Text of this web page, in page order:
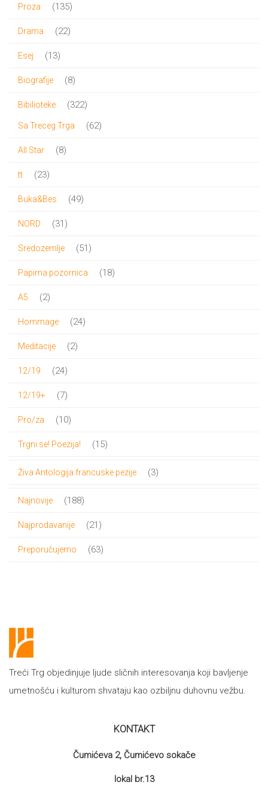
Proza 135135
Drama 2222
Esej 1313
Biografije 88
Bibilioteke 322322
proizvoda
Sa Treceg Trga 6262
All Star 88
tt 2323
Buka&Bes 4949
NORD 31 31
Sredozemlje 51 51
Papirna pozornica 1818
A5 22
Hommage 2424
Meditacije 22
12/19 2424
12/19+ 77
Pro/za 1010
Trgni se! Poezija! 1515
Živa Antologija francuske pezije 33
Najnovije 188188
Najprodavanije 21 21
Preporučujemo 6363
Treći Trg objedinjuje ljude sličnih interesovanja koji bavljenje
umetnošću i kulturom shvataju kao ozbiljnu duhovnu vežbu.
KONTAKT
Čumićeva 2, Čumićevo sokače
lokal br.13